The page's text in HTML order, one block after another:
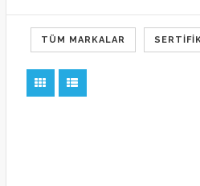
TÜM MARKALAR